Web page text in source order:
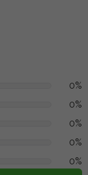
0%
0%
0%
0%
0%